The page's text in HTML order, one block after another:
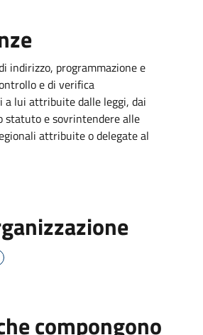
indirizzo, programmazione e
e di verifica
a lui attribuite dalle leggi, dai
statuto e sovrintendere alle
attribuite o delegate al
compongono